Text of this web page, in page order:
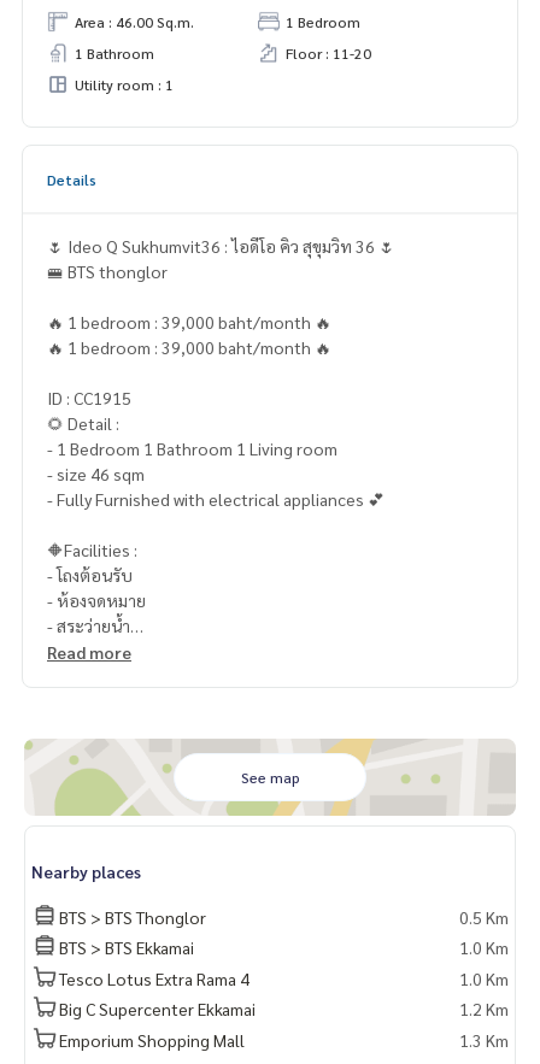
Area : 46.00 Sq.m.
1 Bedroom
1 Bathroom
Floor : 11-20
Utility room : 1
Details
🌷 Ideo Q Sukhumvit36 : ไอดีโอ คิว สุขุมวิท 36 🌷
🚝 BTS thonglor
🔥 1 bedroom : 39,000 baht/month 🔥
🔥 1 bedroom : 39,000 baht/month 🔥
ID : CC1915
🌻 Detail :
- 1 Bedroom 1 Bathroom 1 Living room
- size 46 sqm
- Fully Furnished with electrical appliances 💕
🔶Facilities :
- โถงต้อนรับ
- ห้องจดหมาย
- สระว่ายน้ำ
- ฟิตเนส
- Golf Simulator
- สวนพักผ่อน
- พื้นที่สีเขียวรอบโครงการ
- ที่จอดรถแบบ Auto Parking
- กล้องวงจรปิด
- รปภ. 24 ชม.
🥰 Contact
Line : @therealproperty
Wechat : TheRealP
WhatsApp :
+66 82 269 6289
Tel
092-628-9945 Baimint
Read more
See map
Nearby places
BTS > BTS Thonglor
0.5 Km
BTS > BTS Ekkamai
1.0 Km
Tesco Lotus Extra Rama 4
1.0 Km
Big C Supercenter Ekkamai
1.2 Km
Emporium Shopping Mall
1.3 Km